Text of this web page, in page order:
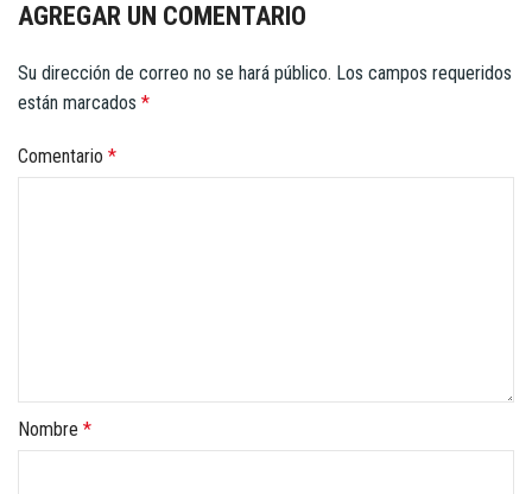
AGREGAR UN COMENTARIO
Su dirección de correo no se hará público. Los campos requeridos
están marcados *
Comentario *
Nombre *